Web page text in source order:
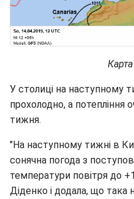
У столиці на наступному
прохолодно, а потепління
тижня.
"На наступному тижні в
сонячна погода з
температури повітря до
Діденко і додала, що така